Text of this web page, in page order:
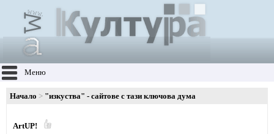
Меню
Начало "изкуства" - сайтове с тази ключова дума
ArtUP!